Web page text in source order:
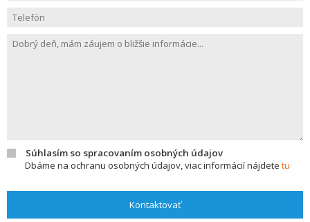
Súhlasím so spracovaním osobných údajov
Dbáme na ochranu osobných údajov, viac informácií nájdete tu
Kontaktovať